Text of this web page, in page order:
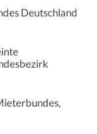
Deutschland